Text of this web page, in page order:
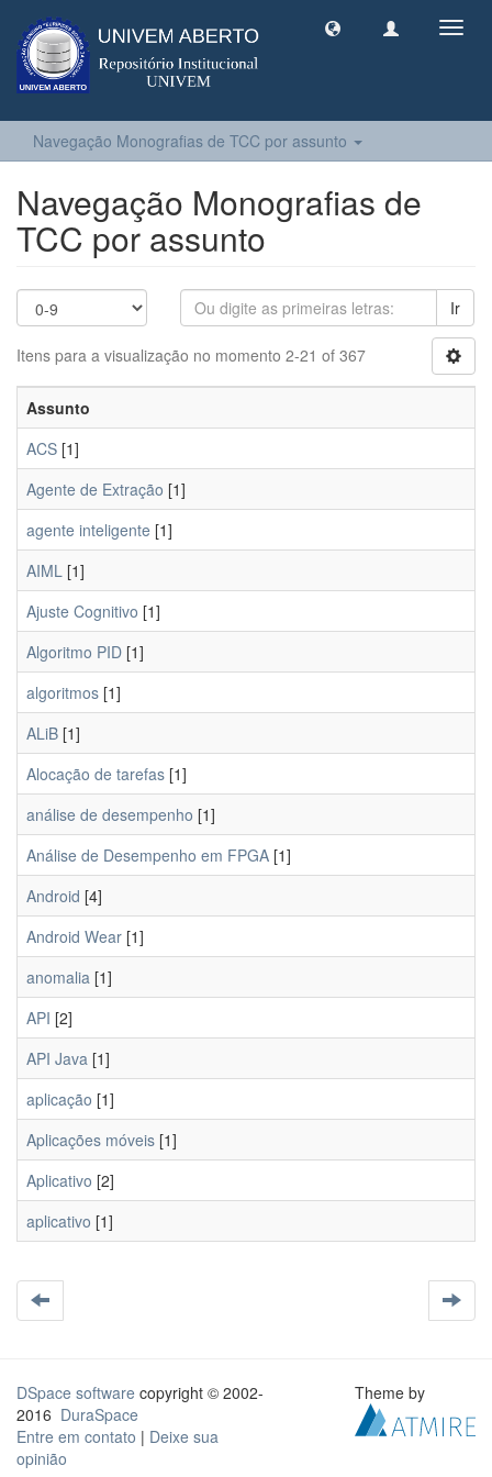
Navegação Monografias de TCC por assunto
Navegação Monografias de
TCC por assunto
Ir
Itens para a visualização no momento 2-21 of 367
Assunto
ACS [1]
Agente de Extração [1]
agente inteligente [1]
AIML [1]
Ajuste Cognitivo [1]
Algoritmo PID [1]
algoritmos [1]
ALiB [1]
Alocação de tarefas [1]
análise de desempenho [1]
Análise de Desempenho em FPGA [1]
Android [4]
Android Wear [1]
anomalia [1]
API [2]
API Java [1]
aplicação [1]
Aplicações móveis [1]
Aplicativo [2]
aplicativo [1]
DSpace software copyright © 2002-
2016 DuraSpace
Entre em contato | Deixe sua
opinião
Theme by